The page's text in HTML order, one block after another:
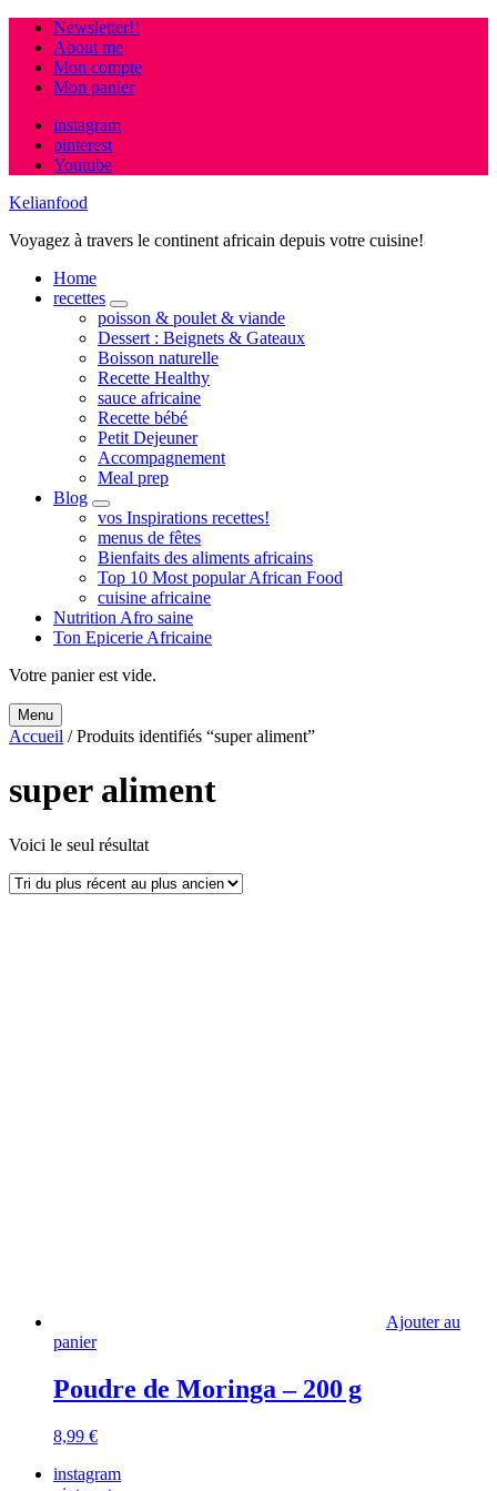
Newsletter!!
About me
Mon compte
Mon panier
instagram
pinterest
Youtube
Kelianfood
Voyagez à travers le continent africain depuis votre cuisine!
Home
recettes
expand
child
menu
poisson & poulet & viande
Dessert : Beignets & Gateaux
Boisson naturelle
Recette Healthy
sauce africaine
Recette bébé
Petit Dejeuner
Accompagnement
Meal prep
Blog
expand
child
menu
vos Inspirations recettes!
menus de fêtes
Bienfaits des aliments africains
Top 10 Most popular African Food
cuisine africaine
Nutrition Afro saine
Ton Epicerie Africaine
Search
Votre panier est vide.
Menu
Accueil / Produits identifiés “super aliment”
super aliment
Voici le seul résultat
Ajouter au
panier
Poudre de Moringa – 200 g
8,99 €
instagram